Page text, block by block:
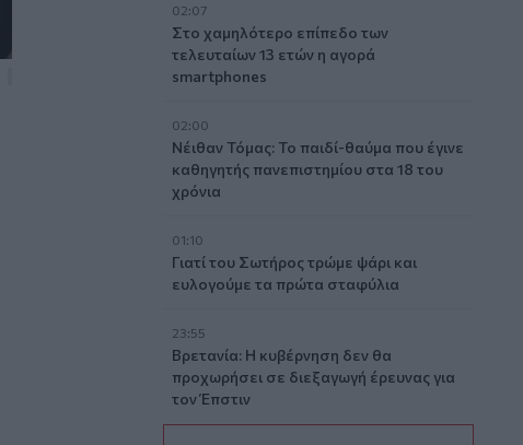
02:07
Στο χαμηλότερο επίπεδο των
τελευταίων 13 ετών η αγορά
smartphones
02:00
Νέιθαν Τόμας: Το παιδί-θαύμα που έγινε
καθηγητής πανεπιστημίου στα 18 του
χρόνια
01:10
Γιατί του Σωτήρος τρώμε ψάρι και
ευλογούμε τα πρώτα σταφύλια
23:55
Βρετανία: Η κυβέρνηση δεν θα
προχωρήσει σε διεξαγωγή έρευνας για
τον Έπστιν